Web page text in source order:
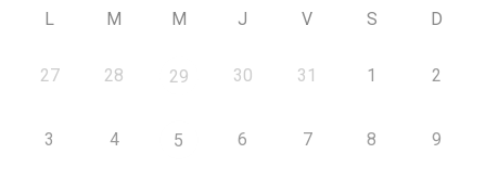
L M M J V S D
27 28 29 30 31 1 2
3 4 5 6 7 8 9